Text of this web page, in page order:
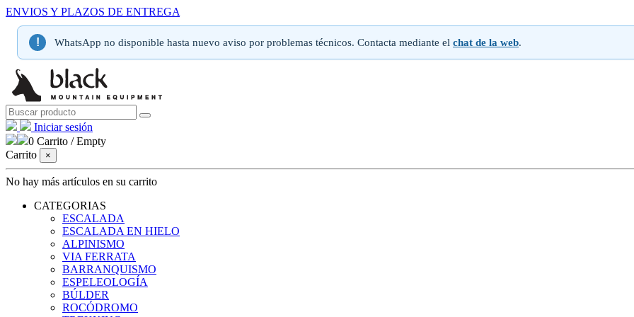
ENVIOS Y PLAZOS DE ENTREGA
! WhatsApp no disponible hasta nuevo aviso por problemas técnicos. Contacta mediante el chat de la web.
Iniciar sesión
0 Carrito /Empty
Carrito
×
No hay más artículos en su carrito
CATEGORIAS
ESCALADA
ESCALADA EN HIELO
ALPINISMO
VIA FERRATA
BARRANQUISMO
ESPELEOLOGÍA
BÚLDER
ROCÓDROMO